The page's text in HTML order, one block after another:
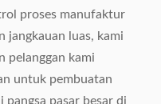
proses manufaktur
jangkauan luas, kami
pelanggan kami
untuk pembuatan
pasar besar di